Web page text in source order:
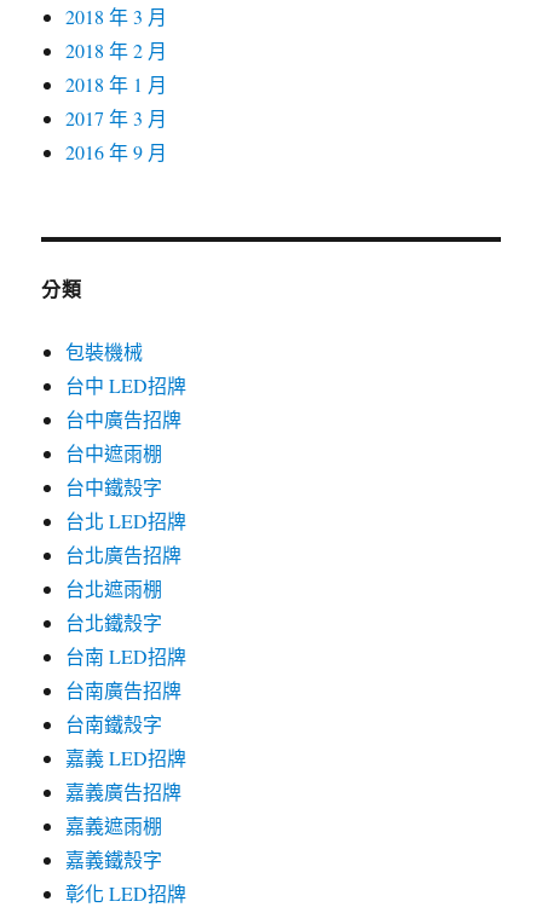
2018 年 3 月
2018 年 2 月
2018 年 1 月
2017 年 3 月
2016 年 9 月
分類
包裝機械
台中 LED招牌
台中廣告招牌
台中遮雨棚
台中鐵殼字
台北 LED招牌
台北廣告招牌
台北遮雨棚
台北鐵殼字
台南 LED招牌
台南廣告招牌
台南鐵殼字
嘉義 LED招牌
嘉義廣告招牌
嘉義遮雨棚
嘉義鐵殼字
彰化 LED招牌